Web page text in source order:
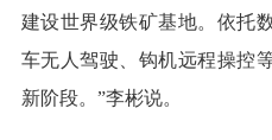
建设世界级铁矿基地。依托
车无人驾驶、钩机远程操控
新阶段。”李彬说。